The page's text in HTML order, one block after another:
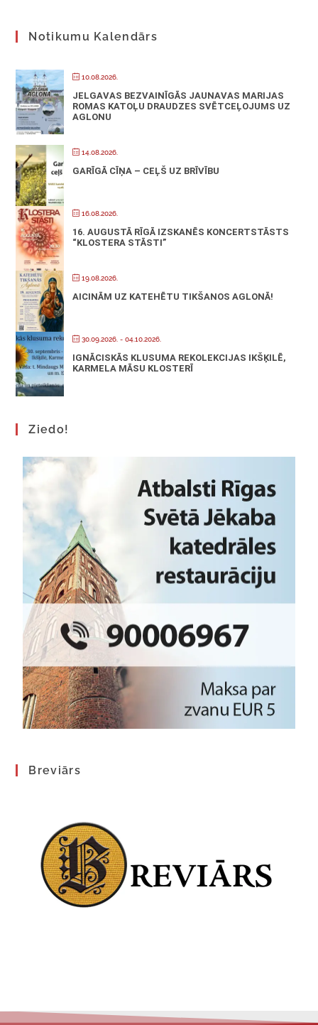
Notikumu Kalendārs
10.08.2026.
JELGAVAS BEZVAINĪGĀS JAUNAVAS MARIJAS
ROMAS KATOĻU DRAUDZES SVĒTCEĻOJUMS UZ
AGLONU
14.08.2026.
GARĪGĀ CĪŅA – CEĻŠ UZ BRĪVĪBU
16.08.2026.
16. AUGUSTĀ RĪGĀ IZSKANĒS KONCERTSTĀSTS
“KLOSTERA STĀSTI”
19.08.2026.
AICINĀM UZ KATEHĒTU TIKŠANOS AGLONĀ!
30.09.2026. - 04.10.2026.
IGNĀCISKĀS KLUSUMA REKOLEKCIJAS IKŠĶILĒ,
KARMELA MĀSU KLOSTERĪ
Ziedo!
Breviārs